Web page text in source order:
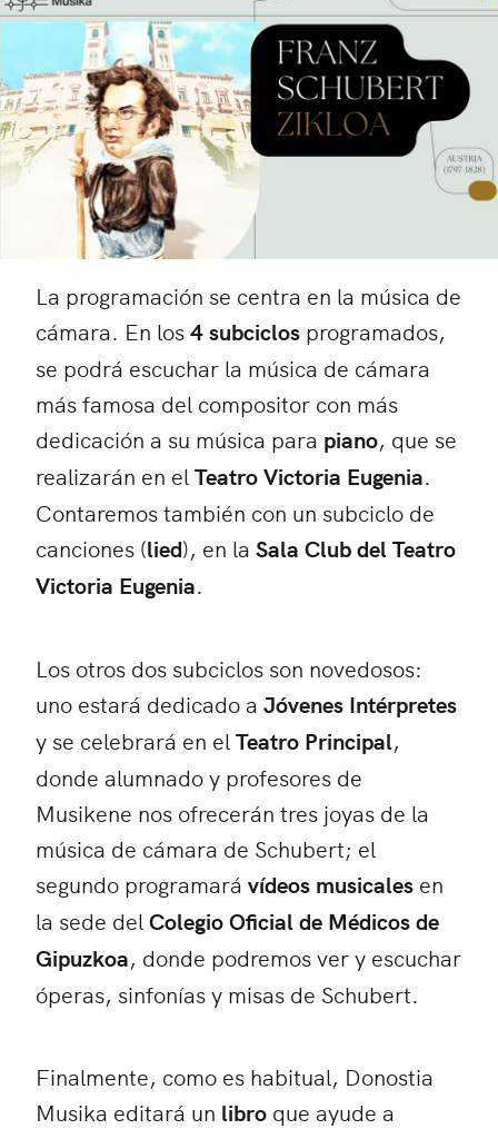
La programación se centra en la música de
cámara. En los4 subciclos programados,
se podrá escuchar la música de cámara
más famosa del compositor con más
dedicación a su música para piano, que se
realizarán en el Teatro Victoria Eugenia.
Contaremos también con un subciclo de
canciones (lied), en la Sala Club del Teatro
Victoria Eugenia.
Los otros dos subciclos son novedosos:
uno estará dedicado a Jóvenes Intérpretes
y se celebrará en el Teatro Principal,
donde alumnado y profesores de
Musikene nos ofrecerán tres joyas de la
música de cámara de Schubert; el
segundo programará vídeos musicales en
la sede del Colegio Oficial de Médicos de
Gipuzkoa, donde podremos ver y escuchar
óperas, sinfonías y misas de Schubert.
Finalmente, como es habitual, Donostia
Musika editará un libro que ayude a